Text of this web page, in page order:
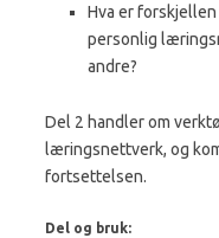
Hva er
personlig
andre?
Del 2 handler om
læringsnettverk, og
fortsettelsen.
Del og bruk: